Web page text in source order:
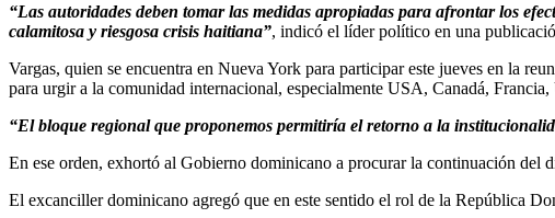
“Las autoridades deben tomar las medidas apropiadas para afrontar los
calamitosa y riesgosa crisis haitiana”, indicó el líder político en una
Vargas, quien se encuentra en Nueva York para participar este jueves en la
para urgir a la comunidad internacional, especialmente USA, Canadá,
“El bloque regional que proponemos permitiría el retorno a la
En ese orden, exhortó al Gobierno dominicano a procurar la continuación
El excanciller dominicano agregó que en este sentido el rol de la República